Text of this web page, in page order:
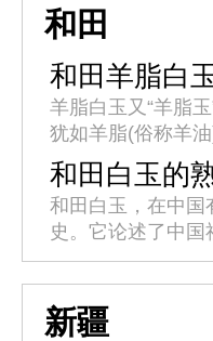
端庄，世事洞明，
灾...
和田
和田羊脂白
羊脂白玉又“羊脂
犹如羊脂(俗称羊
代对羊脂白玉的标
分必须达到99%以
别还必须满足，质
和田白玉的
呢？
和田白玉，在中国
史。它论述了中
中国传统文化有着
丰富的历史文化价
的投资空间和收藏
新疆